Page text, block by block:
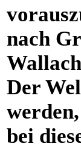
nach
Der
bei